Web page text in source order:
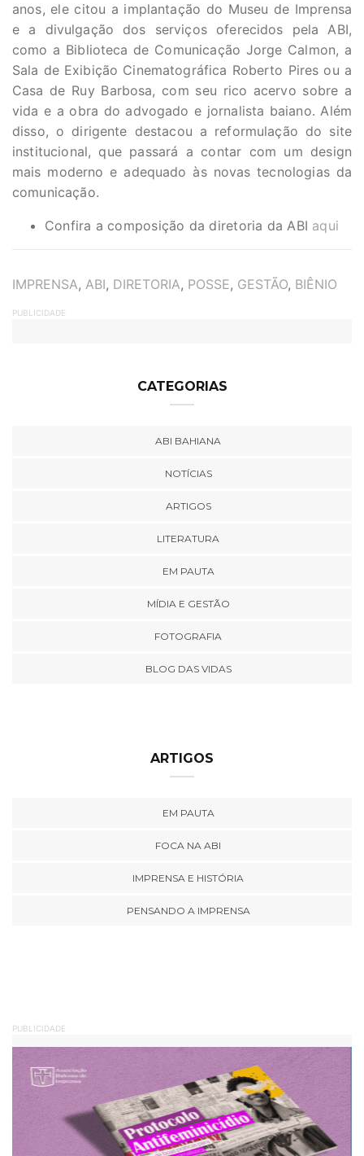
anos, ele citou a implantação do Museu de Imprensa
e a divulgação dos serviços oferecidos pela ABI,
como a Biblioteca de Comunicação Jorge Calmon, a
Sala de Exibição Cinematográfica Roberto Pires ou a
Casa de Ruy Barbosa, com seu rico acervo sobre a
vida e a obra do advogado e jornalista baiano. Além
disso, o dirigente destacou a reformulação do site
institucional, que passará a contar com um design
mais moderno e adequado às novas tecnologias da
comunicação.
Confira a composição da diretoria da ABI aqui
TAGS
IMPRENSA, ABI, DIRETORIA, POSSE, GESTÃO, BIÊNIO
PUBLICIDADE
CATEGORIAS
ABI BAHIANA
NOTÍCIAS
ARTIGOS
LITERATURA
EM PAUTA
MÍDIA E GESTÃO
FOTOGRAFIA
BLOG DAS VIDAS
ARTIGOS
EM PAUTA
FOCA NA ABI
IMPRENSA E HISTÓRIA
PENSANDO A IMPRENSA
PUBLICIDADE